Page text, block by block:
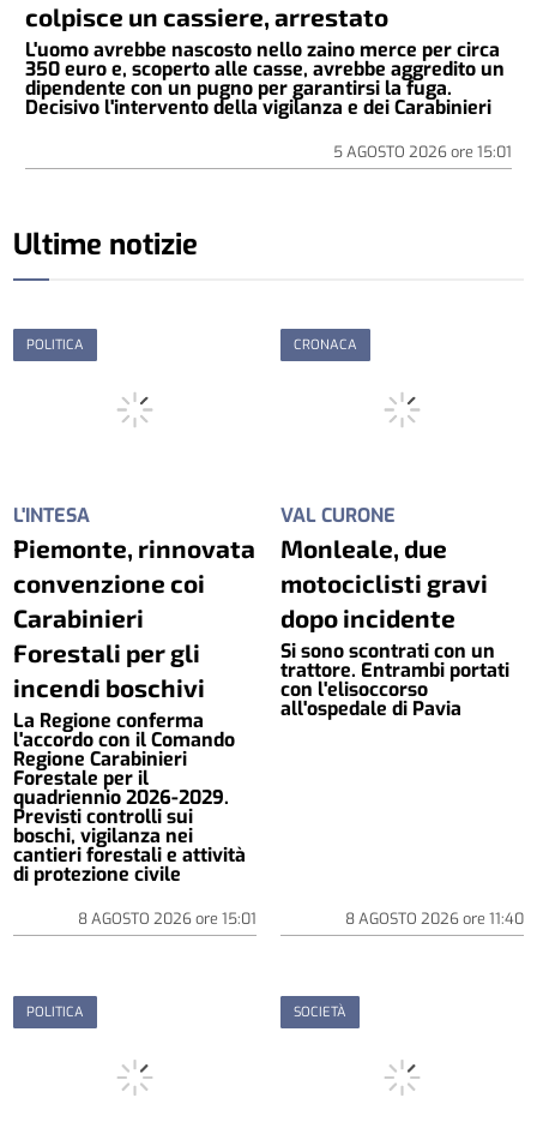
colpisce un cassiere, arrestato
L'uomo avrebbe nascosto nello zaino merce per circa
350 euro e, scoperto alle casse, avrebbe aggredito un
dipendente con un pugno per garantirsi la fuga.
Decisivo l'intervento della vigilanza e dei Carabinieri
5 AGOSTO 2026ore 15:01
Ultime notizie
POLITICA
L'INTESA
Piemonte, rinnovata
convenzione coi
Carabinieri
Forestali per gli
incendi boschivi
La Regione conferma
l'accordo con il Comando
Regione Carabinieri
Forestale per il
quadriennio 2026-2029.
Previsti controlli sui
boschi, vigilanza nei
cantieri forestali e attività
di protezione civile
8 AGOSTO 2026ore 15:01
CRONACA
VAL CURONE
Monleale, due
motociclisti gravi
dopo incidente
Si sono scontrati con un
trattore. Entrambi portati
con l'elisoccorso
all'ospedale di Pavia
8 AGOSTO 2026ore 11:40
POLITICA SOCIETÀ